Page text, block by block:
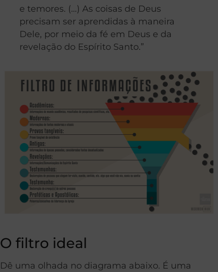
e temores. (…) As coisas de Deus
precisam ser aprendidas à maneira
Dele, por meio da fé em Deus e da
revelação do Espírito Santo.”
O filtro ideal
Dê uma olhada no diagrama abaixo. É uma